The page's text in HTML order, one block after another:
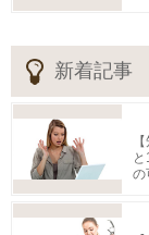
新着記事
の